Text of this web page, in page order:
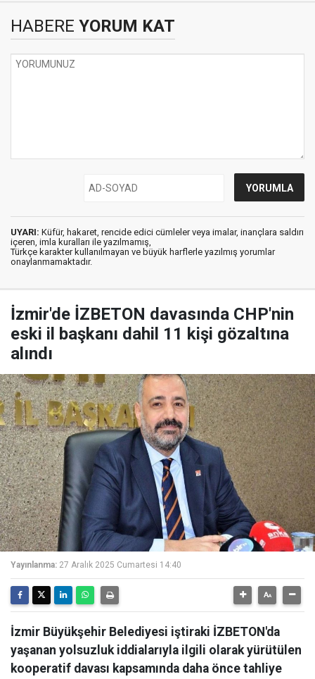
HABERE YORUM KAT
UYARI: Küfür, hakaret, rencide edici cümleler veya imalar, inançlara saldırı
içeren, imla kuralları ile yazılmamış,
Türkçe karakter kullanılmayan ve büyük harflerle yazılmış yorumlar
onaylanmamaktadır.
İzmir'de İZBETON davasında CHP'nin
eski il başkanı dahil 11 kişi gözaltına
alındı
Yayınlanma: 27 Aralık 2025 Cumartesi 14:40
İzmir Büyükşehir Belediyesi iştiraki İZBETON'da
yaşanan yolsuzluk iddialarıyla ilgili olarak yürütülen
kooperatif davası kapsamında daha önce tahliye